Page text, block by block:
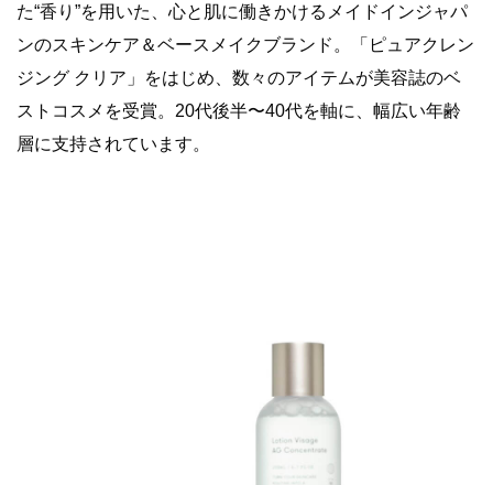
た“香り”を用いた、心と肌に働きかけるメイドインジャパ
ンのスキンケア＆ベースメイクブランド。「ピュアクレン
ジング クリア」をはじめ、数々のアイテムが美容誌のベ
ストコスメを受賞。20代後半〜40代を軸に、幅広い年齢
層に支持されています。